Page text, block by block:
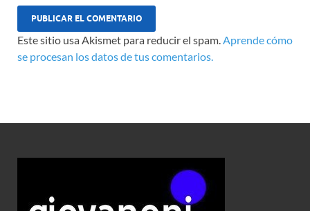
Este sitio usa Akismet para reducir el spam.Aprende cómo
se procesan los datos de tus comentarios.